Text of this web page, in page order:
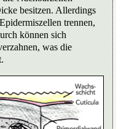
besitzen. Allerdings
trennen,
können sich
was die